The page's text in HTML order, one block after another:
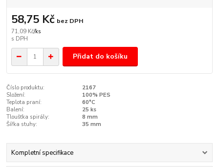
71,09 Kč/ks
58,75 Kč bez DPH
Přidat do košíku
Číslo produktu:
2167
Složení:
100% PES
Teplota praní:
60°C
Balení:
25 ks
Tloušťka spirály:
8 mm
Šířka stuhy:
35 mm
Kompletní specifikace